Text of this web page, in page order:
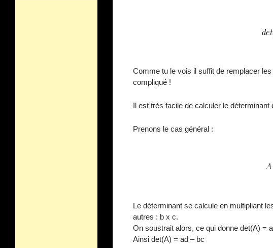
Comme tu le vois il suffit de remplacer
compliqué !
Il est très facile de calculer le
Prenons le cas général :
Le déterminant se calcule en multipliant
autres : b x c.
On soustrait alors, ce qui donne det(A) =
Ainsi det(A) = ad – bc